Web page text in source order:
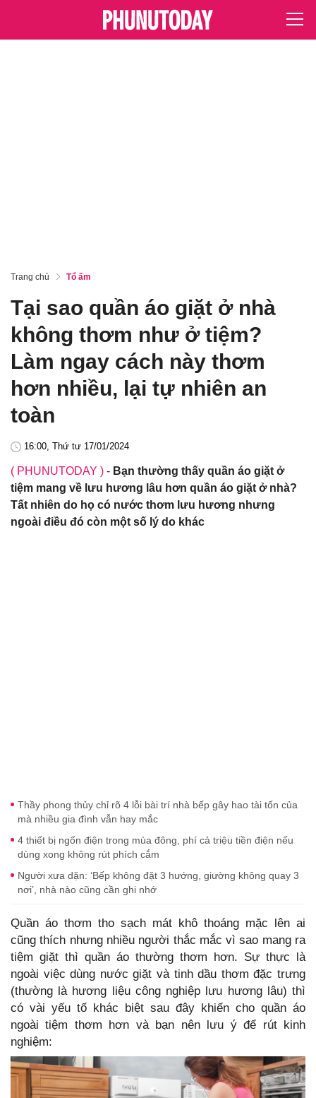
Trang chủ Tổ ấm
Tại sao quần áo giặt ở nhà
không thơm như ở tiệm?
Làm ngay cách này thơm
hơn nhiều, lại tự nhiên an
toàn
16:00, Thứ tư 17/01/2024
( PHUNUTODAY ) - Bạn thường thấy quần áo giặt ở
tiệm mang về lưu hương lâu hơn quần áo giặt ở nhà?
Tất nhiên do họ có nước thơm lưu hương nhưng
ngoài điều đó còn một số lý do khác
Thầy phong thủy chỉ rõ 4 lỗi bài trí nhà bếp gây hao tài tốn của
mà nhiều gia đình vẫn hay mắc
4 thiết bị ngốn điện trong mùa đông, phí cả triệu tiền điện nếu
dùng xong không rút phích cắm
Người xưa dặn: ‘Bếp không đặt 3 hướng, giường không quay 3
nơi’, nhà nào cũng cần ghi nhớ
Quần áo thơm tho sạch mát khô thoáng mặc lên ai
cũng thích nhưng nhiều người thắc mắc vì sao mang ra
tiệm giặt thì quần áo thường thơm hơn. Sự thực là
ngoài việc dùng nước giặt và tinh dầu thơm đặc trưng
(thường là hương liệu công nghiệp lưu hương lâu) thì
có vài yếu tố khác biệt sau đây khiến cho quần áo
ngoài tiệm thơm hơn và bạn nên lưu ý để rút kinh
nghiệm: